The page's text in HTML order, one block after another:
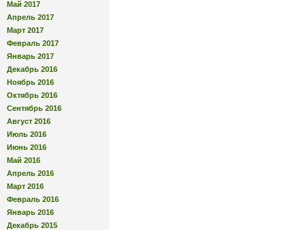
Май 2017
Апрель 2017
Март 2017
Февраль 2017
Январь 2017
Декабрь 2016
Ноябрь 2016
Октябрь 2016
Сентябрь 2016
Август 2016
Июль 2016
Июнь 2016
Май 2016
Апрель 2016
Март 2016
Февраль 2016
Январь 2016
Декабрь 2015